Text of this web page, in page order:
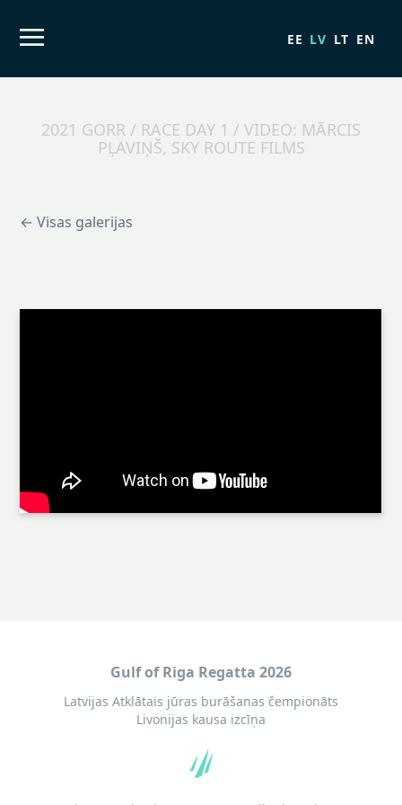
EE LV LT EN
2021 GORR / RACE DAY 1 / VIDEO: MĀRCIS
PĻAVIŅŠ, SKY ROUTE FILMS
← Visas galerijas
Gulf of Riga Regatta 2026
Latvijas Atklātais jūras burāšanas čempionāts
Livonijas kausa izcīņa